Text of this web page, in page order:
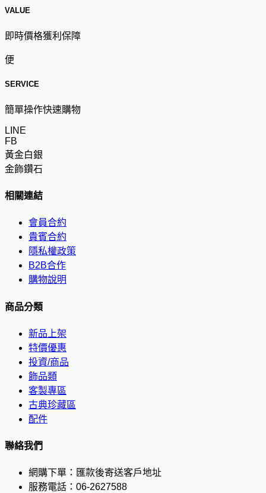
VALUE
即時價格獲利保障
便
SERVICE
簡單操作快速購物
LINE
FB
黃金白銀
金飾鑽石
相關連結
會員合約
貴賓合約
隱私權政策
B2B合作
購物說明
商品分類
新品上架
特價優惠
投資/商品
飾品類
客製專區
古典珍藏區
配件
聯絡我們
網購下單： 匯款後寄送客戶地址
服務電話： 06-2627588